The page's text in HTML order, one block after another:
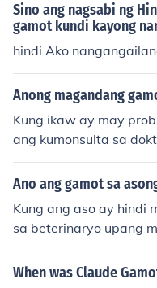
Sino ang nagsabi ng
gamot kundi kayong
hindi Ako
Anong magandang
Kung ikaw ay may
ang kumonsulta sa
t tamang paggamot.
aaring kabilang ang
wag mag-self-
ulta sa isang
Ano ang gamot sa
Kung ang aso ay hindi
sa beterinaryo upang
Maaaring kailanganin
ives o dietary changes,
When was Claude